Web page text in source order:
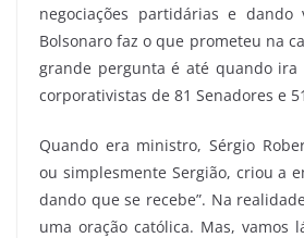
negociações partidárias e dando
Bolsonaro faz o que prometeu na
grande pergunta é até quando ira
corporativistas de 81 Senadores e
Quando era ministro, Sérgio
ou simplesmente Sergião, criou a
dando que se recebe”. Na
uma oração católica. Mas, vamos